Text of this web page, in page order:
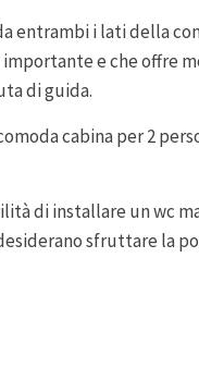
entrambi i lati della
e che offre
di guida.
cabina per 2
di installare un wc
sfruttare la